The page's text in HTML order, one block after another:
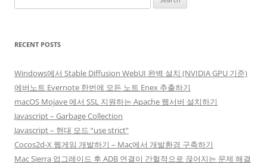
for:
RECENT POSTS
Windows에서 Stable Diffusion WebUI 완벽 설치 (NVIDIA GPU 기준)
에버노트 Evernote 한번에 모든 노트 Enex 추출하기
macOS Mojave 에서 SSL 지원하는 Apache 웹서버 설치하기
Javascript – Garbage Collection
Javascript – 현대 모드 “use strict”
Cocos2d-X 웹게임 개발하기 – Mac에서 개발환경 구축하기
Mac Sierra 업그레이드 후 ADB 연결이 간헐적으로 끊어지는 문제 해결